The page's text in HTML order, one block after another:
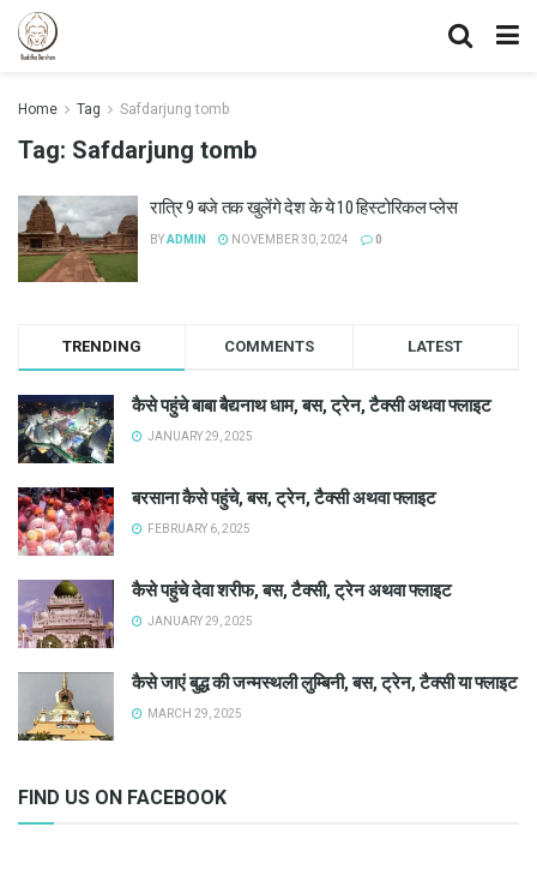
Home Tag Safdarjung tomb
Tag: Safdarjung tomb
रात्रि 9 बजे तक खुलेंगे देश के ये 10 हिस्टोरिकल प्लेस
BYADMIN NOVEMBER 30, 2024 0
TRENDING COMMENTS LATEST
कैसे पहुंचे बाबा बैद्यनाथ धाम, बस, ट्रेन, टैक्सी अथवा फ्लाइट
JANUARY 29, 2025
बरसाना कैसे पहुंचे, बस, ट्रेन, टैक्सी अथवा फ्लाइट
FEBRUARY 6, 2025
कैसे पहुंचे देवा शरीफ, बस, टैक्सी, ट्रेन अथवा फ्लाइट
JANUARY 29, 2025
कैसे जाएं बुद्ध की जन्मस्थली लुम्बिनी, बस, ट्रेन, टैक्सी या फ्लाइट
MARCH 29, 2025
FIND US ON FACEBOOK